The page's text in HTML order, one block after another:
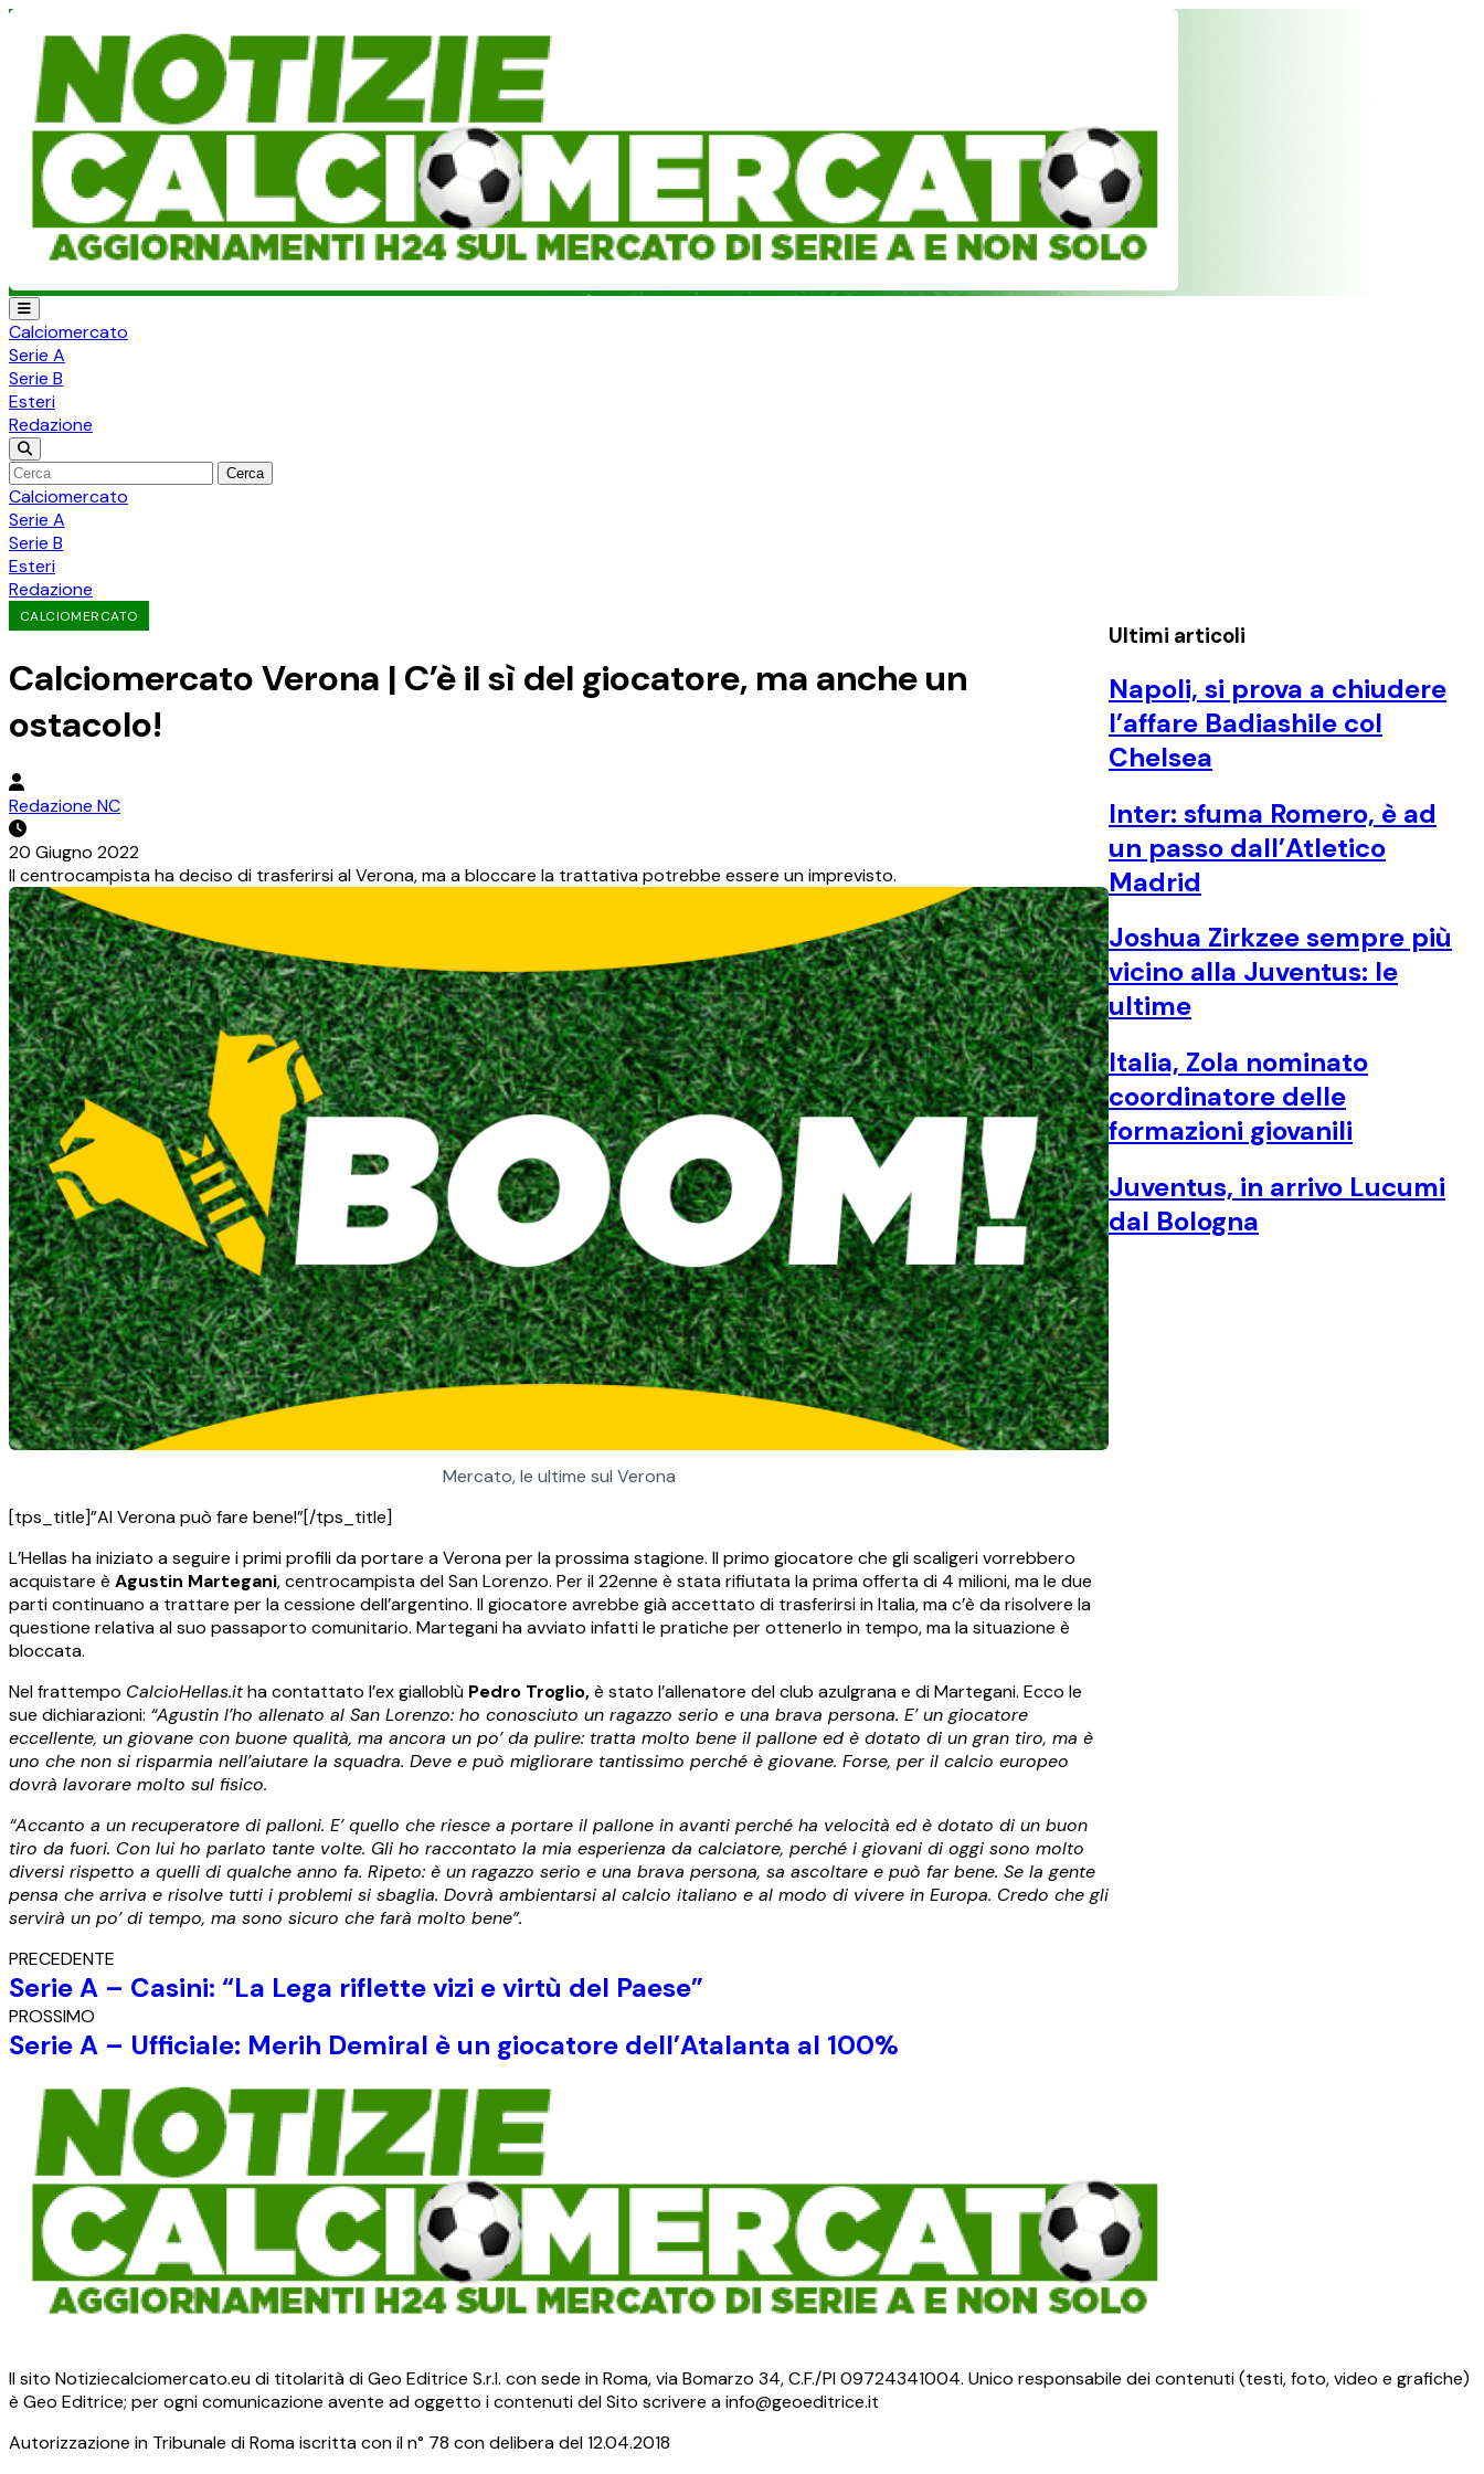
Calciomercato
Serie A
Serie B
Esteri
Redazione
Cerca
Calciomercato
Serie A
Serie B
Esteri
Redazione
CALCIOMERCATO
Calciomercato Verona | C’è il sì del giocatore, ma anche un
ostacolo!
Redazione NC
20 Giugno 2022
Il centrocampista ha deciso di trasferirsi al Verona, ma a bloccare la trattativa potrebbe essere un imprevisto.
Mercato, le ultime sul Verona
[tps_title]”Al Verona può fare bene!”[/tps_title]
L’Hellas ha iniziato a seguire i primi profili da portare a Verona per la prossima stagione. Il primo giocatore che gli scaligeri vorrebbero
acquistare è Agustin Martegani, centrocampista del San Lorenzo. Per il 22enne è stata rifiutata la prima offerta di 4 milioni, ma le due
parti continuano a trattare per la cessione dell’argentino. Il giocatore avrebbe già accettato di trasferirsi in Italia, ma c’è da risolvere la
questione relativa al suo passaporto comunitario. Martegani ha avviato infatti le pratiche per ottenerlo in tempo, ma la situazione è
bloccata.
Nel frattempo CalcioHellas.itha contattato l’ex gialloblù Pedro Troglio,è stato l’allenatore del club azulgrana e di Martegani. Ecco le
sue dichiarazioni: “Agustin l’ho allenato al San Lorenzo: ho conosciuto un ragazzo serio e una brava persona. E’ un giocatore
eccellente, un giovane con buone qualità, ma ancora un po’ da pulire: tratta molto bene il pallone ed è dotato di un gran tiro, ma è
uno che non si risparmia nell’aiutare la squadra. Deve e può migliorare tantissimo perché è giovane. Forse, per il calcio europeo
dovrà lavorare molto sul fisico.
“Accanto a un recuperatore di palloni. E’ quello che riesce a portare il pallone in avanti perché ha velocità ed è dotato di un buon
tiro da fuori. Con lui ho parlato tante volte. Gli ho raccontato la mia esperienza da calciatore, perché i giovani di oggi sono molto
diversi rispetto a quelli di qualche anno fa. Ripeto: è un ragazzo serio e una brava persona, sa ascoltare e può far bene. Se la gente
pensa che arriva e risolve tutti i problemi si sbaglia. Dovrà ambientarsi al calcio italiano e al modo di vivere in Europa. Credo che gli
servirà un po’ di tempo, ma sono sicuro che farà molto bene”.
PRECEDENTE
Serie A – Casini: “La Lega riflette vizi e virtù del Paese”
PROSSIMO
Serie A – Ufficiale: Merih Demiral è un giocatore dell’Atalanta al 100%
Ultimi articoli
Napoli, si prova a chiudere
l’affare Badiashile col
Chelsea
Inter: sfuma Romero, è ad
un passo dall’Atletico
Madrid
Joshua Zirkzee sempre più
vicino alla Juventus: le
ultime
Italia, Zola nominato
coordinatore delle
formazioni giovanili
Juventus, in arrivo Lucumi
dal Bologna
Il sito Notiziecalciomercato.eu di titolarità di Geo Editrice S.r.l. con sede in Roma, via Bomarzo 34, C.F./PI 09724341004. Unico responsabile dei contenuti (testi, foto, video e grafiche)
è Geo Editrice; per ogni comunicazione avente ad oggetto i contenuti del Sito scrivere a info@geoeditrice.it
Autorizzazione in Tribunale di Roma iscritta con il n° 78 con delibera del 12.04.2018